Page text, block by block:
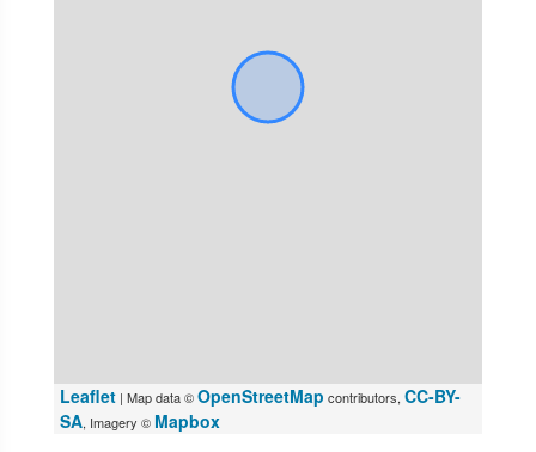
Leaflet | Map data ©OpenStreetMap contributors, CC-BY-
SA, Imagery © Mapbox